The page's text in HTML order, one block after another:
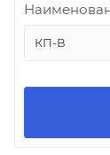
КП-В